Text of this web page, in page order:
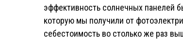
эффективность солнечных панелей
которую мы получили от
себестоимость во столько же раз